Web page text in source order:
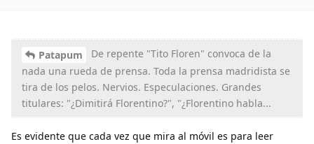
Patapum
De repente "Tito Floren" convoca de la
nada una rueda de prensa. Toda la prensa madridista se
tira de los pelos. Nervios. Especulaciones. Grandes
titulares: "¿Dimitirá Florentino?", "¿Florentino habla...
Es evidente que cada vez que mira al móvil es para leer